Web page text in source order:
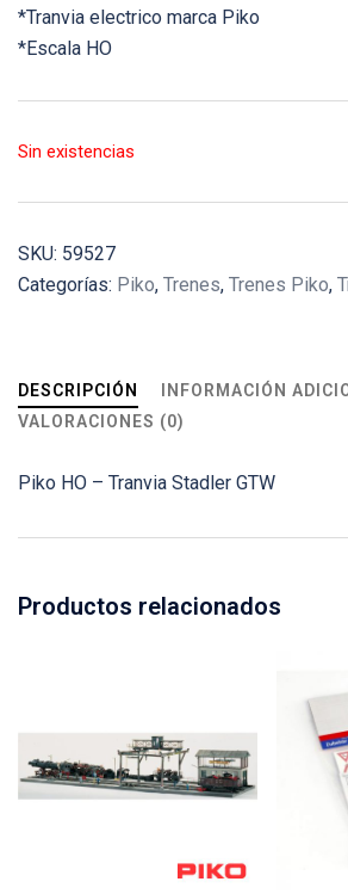
*Tranvia electrico marca Piko
*Escala HO
Sin existencias
SKU: 59527
Categorías: Piko, Trenes, Trenes Piko,
DESCRIPCIÓN
INFORMACIÓN
VALORACIONES (0)
Piko HO – Tranvia Stadler GTW
Productos relacionados